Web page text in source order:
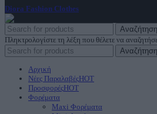
Diora Fashion Clothes
Αναζήτηση
Πληκτρολογίστε τη λέξη που θέλετε να
Αναζήτηση
Αρχική
Νέες ΠαραλαβέςHOT
ΠροσφορέςHOT
Φορέματα
Maxi Φορέματα